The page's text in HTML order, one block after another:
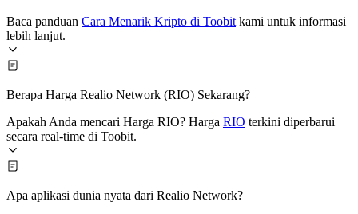
Baca panduan Cara Menarik Kripto di Toobit kami untuk informasi
lebih lanjut.
Berapa Harga Realio Network (RIO) Sekarang?
Apakah Anda mencari Harga RIO? Harga RIO terkini diperbarui
secara real-time di Toobit.
Apa aplikasi dunia nyata dari Realio Network?